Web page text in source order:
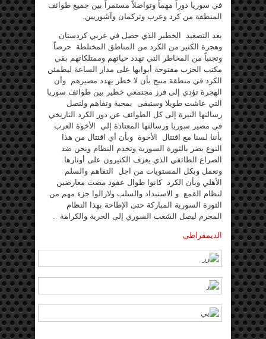
في سوريا دوراً مهماً وتواصلاً مستمراً بين جميع طوائف
المنطقة من كرد وعرب وتركمان وآشوريين.
بعد التصعيد الخطير الذي حصل في غربي كردستان
وهجرة الكثير من الكرد من المناطق المختلطة حرصاً
وتجنباً من المخاطر التي تهدد حياتهم وممتلكاتهم بقي
مكتب الحزب مفتوحة أبوابها على مدار الساعة ليطمئن
الكرد في منطقة منبج بأن لا خطر يهدد مصيرهم وأن
الهجرة تؤدي إلى فرز مجتمعي خطير بين طوائف سوريا
التي عاشت طويلا وستبقى بمحبة وتفاهم ولتصل
رسالتها النيرة إلى كل الطوائف عن دور الكرد التاريخي
في مصير سوريا ورسالتها المعتادة إلى الأخوة العرب
بأننا لسنا مع اقتتال الأخوة وبأن أي اقتتال من هذا
النوع يضر بالثورة السورية وتخدم النظام ونحن ضد
الصراع الطائفي الذي يعزف الكثيرون على أوتارها
ونعمل وبكل المستويات من اجل التفاهم والسلم
الأهلي وبأن الكرد كانوا طوال عقود مضت معارضين
لنظام القمع و الاستبداد والسلب ولازالوا جزء مهم من
الثورة السورية المباركة حتى الإطاحة بهذا النظام
المجرم ليصل الشعب السوري إلى الحرية والكرامة .
الديمقراطي